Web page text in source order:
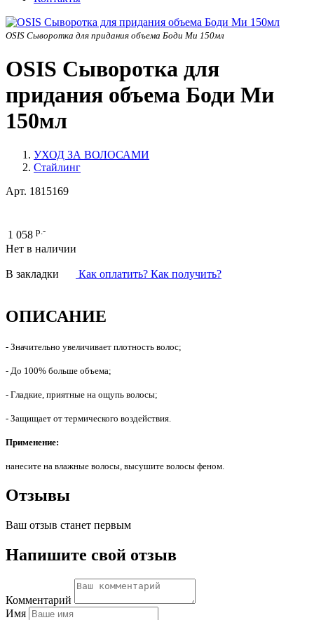
OSIS Сыворотка для придания объема Боди Ми 150мл
OSIS Сыворотка для
придания объема Боди Ми
150мл
УХОД ЗА ВОЛОСАМИ
Стайлинг
Арт. 1815169
1 058 р.-
Нет в наличии
В закладки Как оплатить? Как получить?
ОПИСАНИЕ
- Значительно увеличивает плотность волос;
- До 100% больше объема;
- Гладкие, приятные на ощупь волосы;
- Защищает от термического воздействия.
Применение:
нанесите на влажные волосы, высушите волосы феном.
Отзывы
Ваш отзыв станет первым
Напишите свой отзыв
Комментарий
Имя